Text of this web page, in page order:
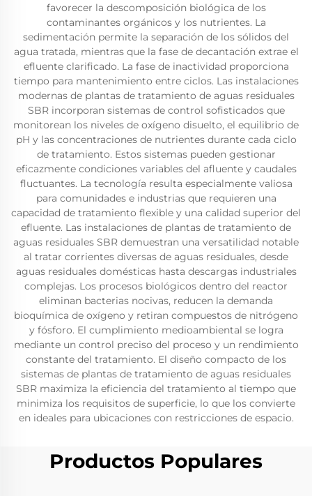
favorecer la descomposición biológica de los
contaminantes orgánicos y los nutrientes. La
sedimentación permite la separación de los sólidos del
agua tratada, mientras que la fase de decantación extrae el
efluente clarificado. La fase de inactividad proporciona
tiempo para mantenimiento entre ciclos. Las instalaciones
modernas de plantas de tratamiento de aguas residuales
SBR incorporan sistemas de control sofisticados que
monitorean los niveles de oxígeno disuelto, el equilibrio de
pH y las concentraciones de nutrientes durante cada ciclo
de tratamiento. Estos sistemas pueden gestionar
eficazmente condiciones variables del afluente y caudales
fluctuantes. La tecnología resulta especialmente valiosa
para comunidades e industrias que requieren una
capacidad de tratamiento flexible y una calidad superior del
efluente. Las instalaciones de plantas de tratamiento de
aguas residuales SBR demuestran una versatilidad notable
al tratar corrientes diversas de aguas residuales, desde
aguas residuales domésticas hasta descargas industriales
complejas. Los procesos biológicos dentro del reactor
eliminan bacterias nocivas, reducen la demanda
bioquímica de oxígeno y retiran compuestos de nitrógeno
y fósforo. El cumplimiento medioambiental se logra
mediante un control preciso del proceso y un rendimiento
constante del tratamiento. El diseño compacto de los
sistemas de plantas de tratamiento de aguas residuales
SBR maximiza la eficiencia del tratamiento al tiempo que
minimiza los requisitos de superficie, lo que los convierte
en ideales para ubicaciones con restricciones de espacio.
Productos Populares